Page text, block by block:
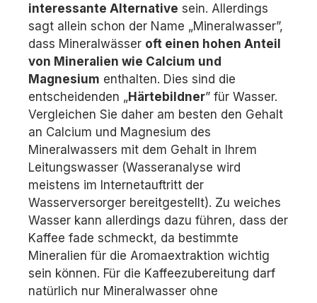
interessante Alternative sein. Allerdings
sagt allein schon der Name „Mineralwasser”,
dass Mineralwässer oft einen hohen Anteil
von Mineralien wie Calcium und
Magnesium enthalten. Dies sind die
entscheidenden „Härtebildner” für Wasser.
Vergleichen Sie daher am besten den Gehalt
an Calcium und Magnesium des
Mineralwassers mit dem Gehalt in Ihrem
Leitungswasser (Wasseranalyse wird
meistens im Internetauftritt der
Wasserversorger bereitgestellt). Zu weiches
Wasser kann allerdings dazu führen, dass der
Kaffee fade schmeckt, da bestimmte
Mineralien für die Aromaextraktion wichtig
sein können. Für die Kaffeezubereitung darf
natürlich nur Mineralwasser ohne